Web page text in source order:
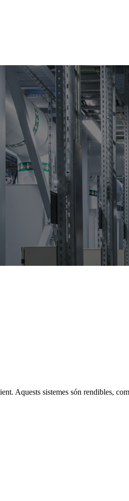
Aquests sistemes són rendibles,